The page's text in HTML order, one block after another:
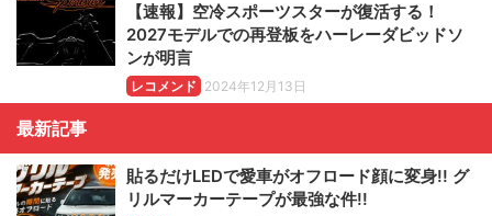
【速報】空冷スポーツスターが復活する！
2027モデルでの再登板をハーレーダビッドソ
ンが明言
レコメンド 2024年12月13日
最新記事
貼るだけLEDで愛車がオフロード顔に変身!! グ
リルマーカーテープが最強な件!!